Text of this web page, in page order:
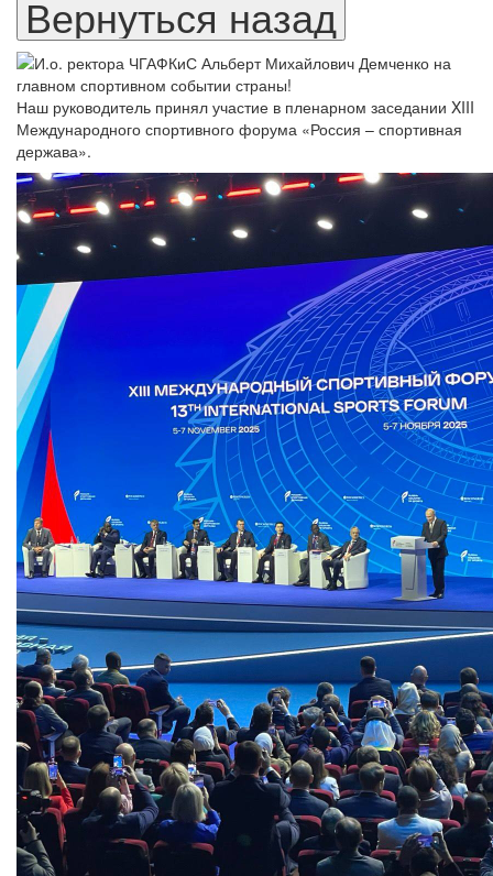
Наш руководитель принял участие в пленарном заседании XIII
Международного спортивного форума «Россия – спортивная
держава».